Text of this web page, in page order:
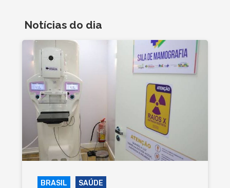
Notícias do dia
BRASIL SAÚDE